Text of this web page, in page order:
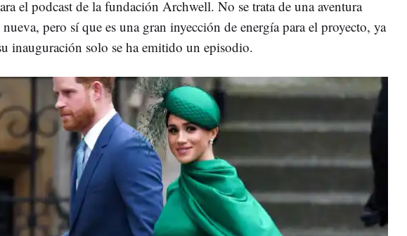
el podcast de la fundación Archwell. No se trata de una aventura
nueva, pero sí que es una gran inyección de energía para el proyecto, ya
inauguración solo se ha emitido un episodio.